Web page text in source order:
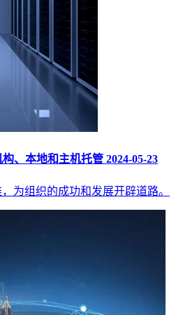
、本地和主机托管 2024-05-23
为组织的成功和发展开辟道路。